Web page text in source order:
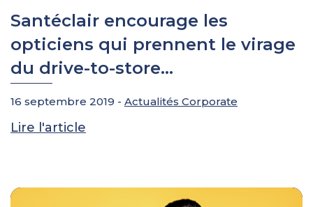
Santéclair encourage les
opticiens qui prennent le virage
du drive-to-store...
16 septembre 2019 - Actualités Corporate
Lire l'article